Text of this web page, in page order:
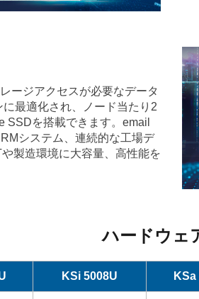
ージアクセスが必要なデータ
最適化され、ノード当たり2
SSDを搭載できます。email
システム、連続的な工場デ
製造環境に大容量、高性能を
ハードウェ
KSi 5008U KSa